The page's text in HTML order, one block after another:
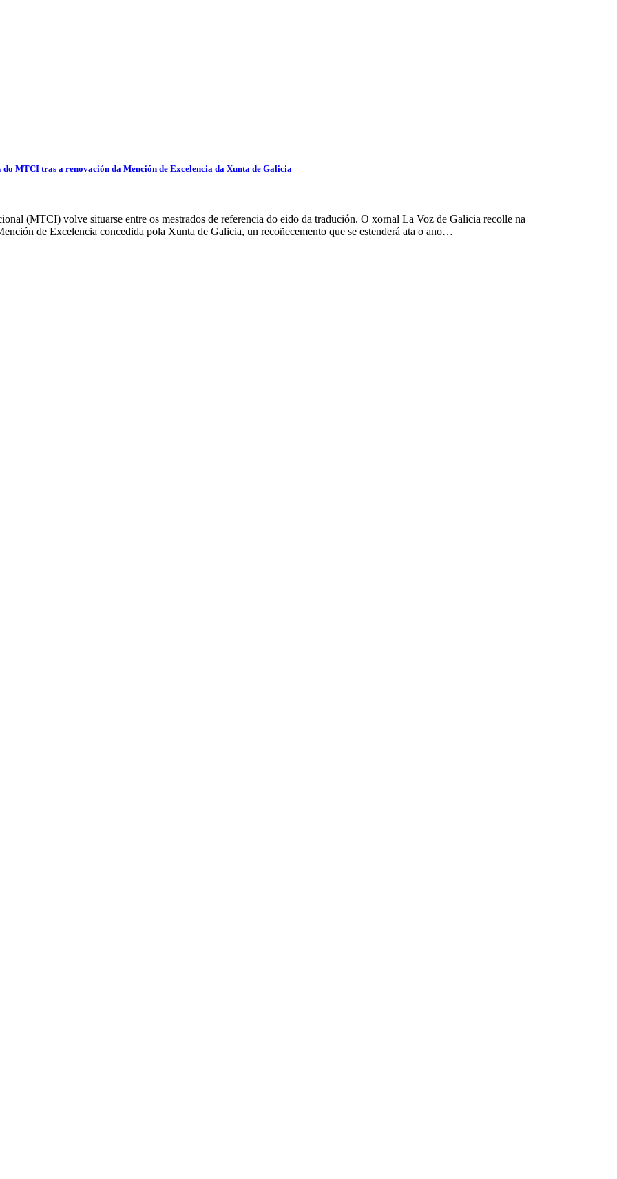
MTCI tras a renovación da Mención de Excelencia da Xunta de Galicia
(MTCI) volve situarse entre os mestrados de referencia do eido da tradución. O xornal La Voz de Galicia recolle na
de Excelencia concedida pola Xunta de Galicia, un recoñecemento que se estenderá ata o ano…